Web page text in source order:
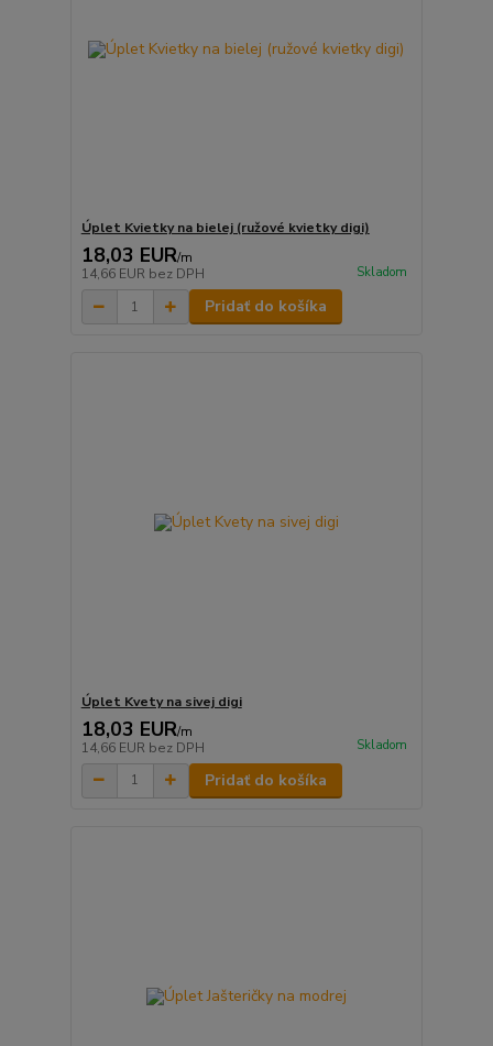
Úplet Kvietky na bielej (ružové kvietky digi)
18,03 EUR/m
14,66 EUR bez DPH Skladom
Pridať do košíka
Úplet Kvety na sivej digi
18,03 EUR/m
14,66 EUR bez DPH Skladom
Pridať do košíka